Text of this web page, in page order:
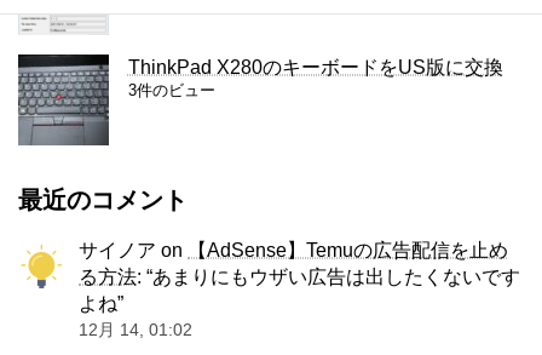
ThinkPad X280のキーボードをUS版に交換
3件のビュー
最近のコメント
サイノア on
【AdSense】Temuの広告配信を止め
る方法: “あまりにもウザい広告は出したくないです
よね”
12月 14, 01:02